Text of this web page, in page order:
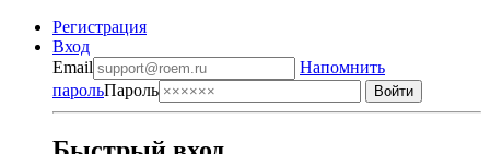
Регистрация
Вход
Email
Напомнить
парольПароль